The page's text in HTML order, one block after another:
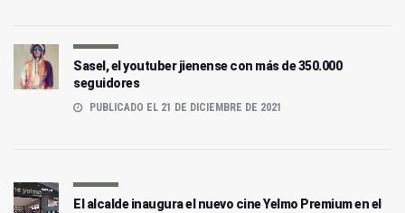
Sasel, el youtuber jienense con más de 350.000
seguidores
PUBLICADO EL 21 DE DICIEMBRE DE 2021
El alcalde inaugura el nuevo cine Yelmo Premium en el